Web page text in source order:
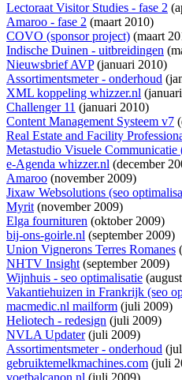
Lectoraat Visitor Studies - fase 2
Amaroo - fase 2 (maart 2010)
COVO (sponsor project) (maart
Indische Duinen - uitbreidingen
Nieuwsbrief AVP(januari 2010)
Assortimentsmeter - onderhoud
XML koppeling whizzer.nl
Challenger 11 (januari 2010)
Content Management Systeem v7
Real Estate and Facility
Metastudio Visuele Communicatie
e-Agenda whizzer.nl (december
Amaroo (november 2009)
Jixaw Websolutions (seo
Myrit(november 2009)
Elga fournituren (oktober 2009)
bij-ons-goirle.nl (september 2009)
Union Vignerons Terres Romanes
NHTV Insight(september 2009)
Wijnhuis - seo optimalisatie
Vakantiehuizen in Frankrijk (seo
macmedic.nl mailform (juli 2009)
Heliotech - redesign (juli 2009)
NVLA Updater(juli 2009)
Assortimentsmeter - onderhoud
gebruiktemelkmachines.com (juli